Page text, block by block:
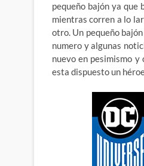
pequeño bajón ya
mientras corren a lo
otro. Un pequeño
numero y algunas
nuevo en pesimismo
esta dispuesto un